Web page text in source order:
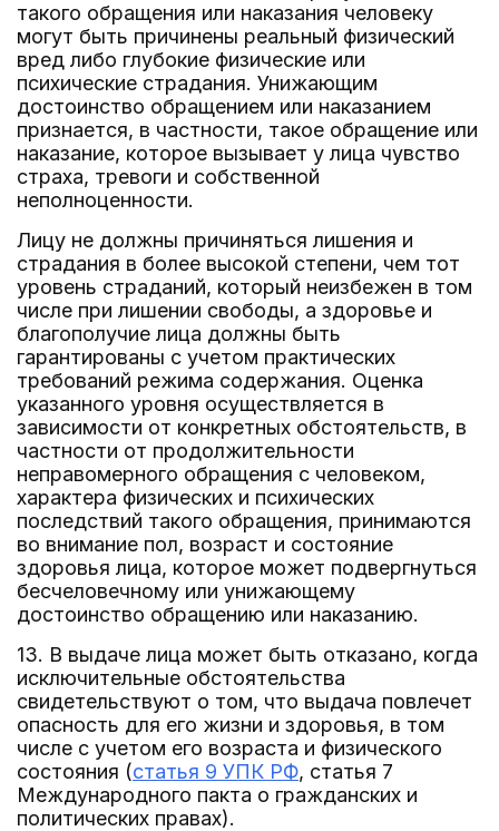
такого обращения или наказания человеку
могут быть причинены реальный физический
вред либо глубокие физические или
психические страдания. Унижающим
достоинство обращением или наказанием
признается, в частности, такое обращение или
наказание, которое вызывает у лица чувство
страха, тревоги и собственной
неполноценности.
Лицу не должны причиняться лишения и
страдания в более высокой степени, чем тот
уровень страданий, который неизбежен в том
числе при лишении свободы, а здоровье и
благополучие лица должны быть
гарантированы с учетом практических
требований режима содержания. Оценка
указанного уровня осуществляется в
зависимости от конкретных обстоятельств, в
частности от продолжительности
неправомерного обращения с человеком,
характера физических и психических
последствий такого обращения, принимаются
во внимание пол, возраст и состояние
здоровья лица, которое может подвергнуться
бесчеловечному или унижающему
достоинство обращению или наказанию.
13. В выдаче лица может быть отказано, когда
исключительные обстоятельства
свидетельствуют о том, что выдача повлечет
опасность для его жизни и здоровья, в том
числе с учетом его возраста и физического
состояния (статья 9 УПК РФ, статья 7
Международного пакта о гражданских и
политических правах).